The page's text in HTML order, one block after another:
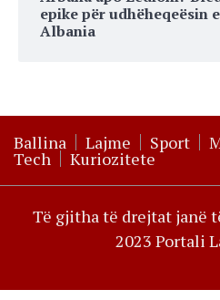
epike për udhëheqeësin
Albania
Ballina Lajme Sport
Tech Kuriozitete
Të gjitha të drejtat janë
2023 Portali